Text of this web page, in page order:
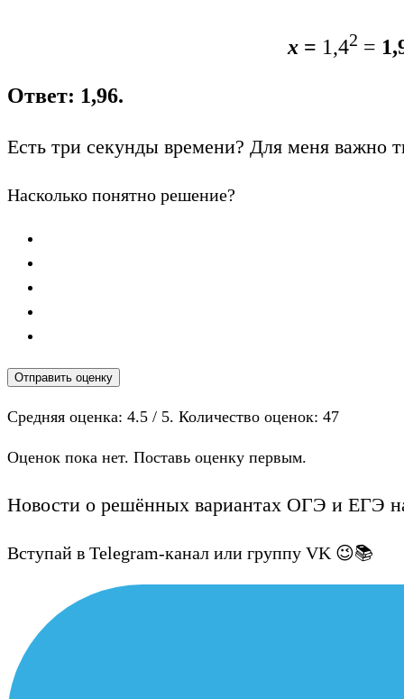
x = 1,42 =
Ответ: 1,96.
Есть три секунды времени? Для меня важно
Насколько понятно решение?
Отправить оценку
Средняя оценка: 4.5 / 5. Количество оценок: 47
Оценок пока нет. Поставь оценку первым.
Новости о решённых вариантах ОГЭ и ЕГЭ
Вступай в Telegram-канал или группу VK 😉📚